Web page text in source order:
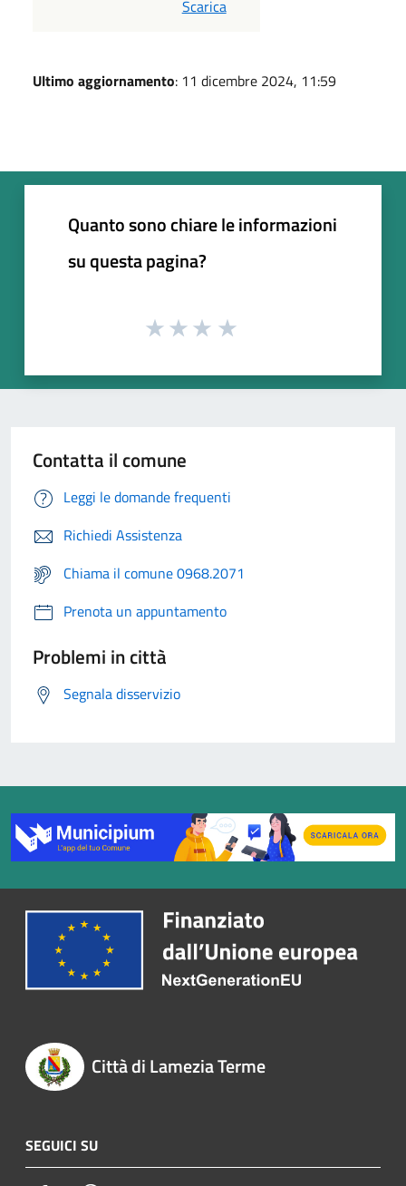
PDF
Scarica
Ultimo aggiornamento: 11 dicembre 2024, 11:59
Quanto sono chiare le informazioni
su questa pagina?
Contatta il comune
Leggi le domande frequenti
Richiedi Assistenza
Chiama il comune 0968.2071
Prenota un appuntamento
Problemi in città
Segnala disservizio
Città di Lamezia Terme
SEGUICI SU